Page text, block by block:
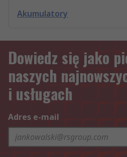
Akumulatory
Dowiedz się jako
naszych
i usługach
Adres e-mail